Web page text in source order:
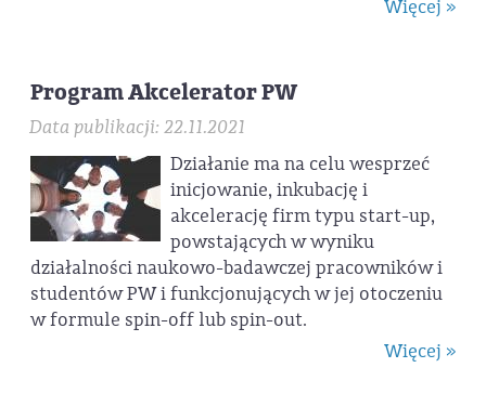
Więcej »
Program Akcelerator PW
Data publikacji: 22.11.2021
Działanie ma na celu wesprzeć
inicjowanie, inkubację i
akcelerację firm typu start-up,
powstających w wyniku
działalności naukowo-badawczej pracowników i
studentów PW i funkcjonujących w jej otoczeniu
w formule spin-off lub spin-out.
Więcej »